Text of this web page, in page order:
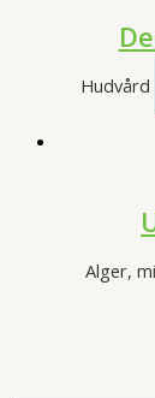
Hudvård
Alger,